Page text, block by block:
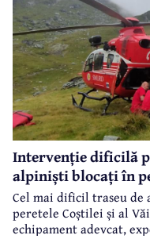
Intervenție dificilă
alpiniști blocați în
Cel mai dificil traseu de
peretele Coștilei și al
echipament adevcat,